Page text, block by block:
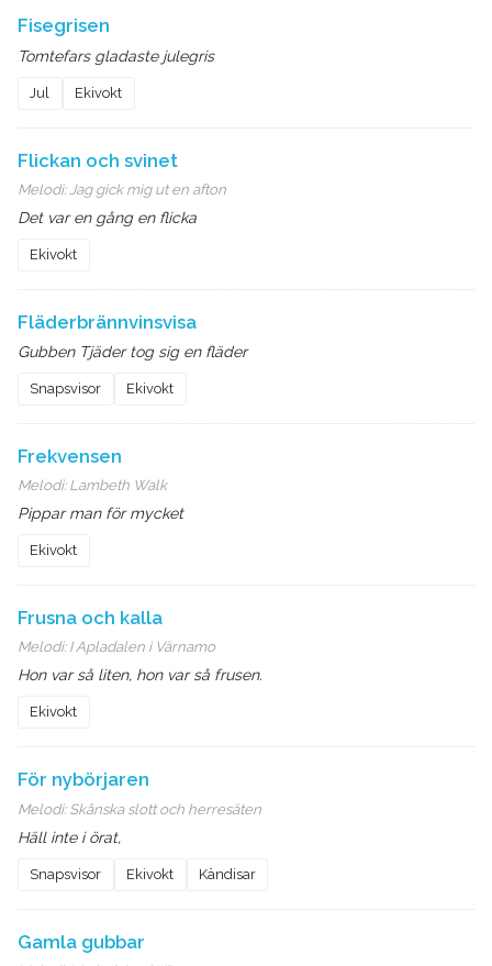
Fisegrisen
Tomtefars gladaste julegris
Jul Ekivokt
Flickan och svinet
Melodi: Jag gick mig ut en afton
Det var en gång en flicka
Ekivokt
Fläderbrännvinsvisa
Gubben Tjäder tog sig en fläder
Snapsvisor Ekivokt
Frekvensen
Melodi: Lambeth Walk
Pippar man för mycket
Ekivokt
Frusna och kalla
Melodi: I Apladalen i Värnamo
Hon var så liten, hon var så frusen.
Ekivokt
För nybörjaren
Melodi: Skånska slott och herresäten
Häll inte i örat,
Snapsvisor Ekivokt Kändisar
Gamla gubbar